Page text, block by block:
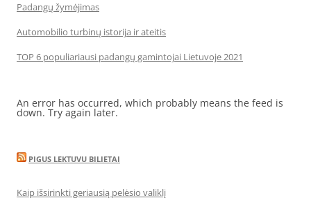
Padangų žymėjimas
Automobilio turbinų istorija ir ateitis
TOP 6 populiariausi padangų gamintojai Lietuvoje 2021
An error has occurred, which probably means the feed is
down. Try again later.
PIGUS LEKTUVU BILIETAI
Kaip išsirinkti geriausią pelėsio valiklį